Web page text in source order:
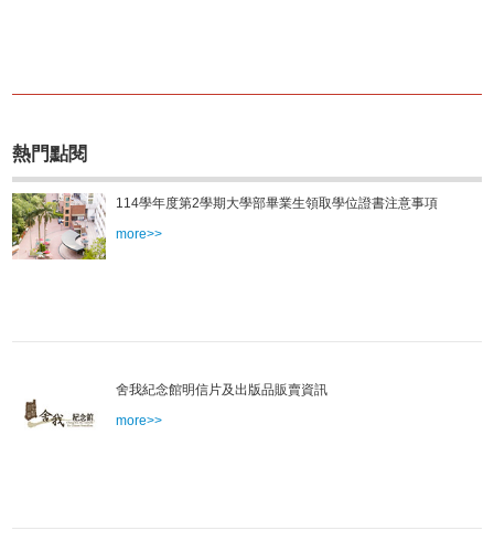
熱門點閱
114學年度第2學期大學部畢業生領取學位證書注意事項
more>>
舍我紀念館明信片及出版品販賣資訊
more>>